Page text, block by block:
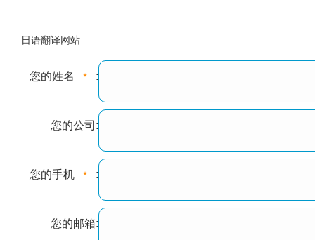
日语翻译网站
您的姓名 :
您的公司:
您的手机 :
您的邮箱: